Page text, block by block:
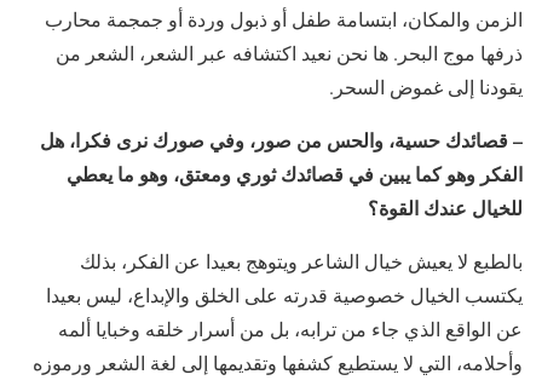
الزمن والمكان، ابتسامة طفل أو ذبول وردة أو جمجمة محارب
ذرفها موج البحر. ها نحن نعيد اكتشافه عبر الشعر، الشعر من
يقودنا إلى غموض السحر.
– قصائدك حسية، والحس من صور، وفي صورك نرى فكرا، هل
الفكر وهو كما يبين في قصائدك ثوري ومعتق، وهو ما يعطي
للخيال عندك القوة؟
بالطبع لا يعيش خيال الشاعر ويتوهج بعيدا عن الفكر، بذلك
يكتسب الخيال خصوصية قدرته على الخلق والإبداع، ليس بعيدا
عن الواقع الذي جاء من ترابه، بل من أسرار خلقه وخبايا ألمه
وأحلامه، التي لا يستطيع كشفها وتقديمها إلى لغة الشعر ورموزه